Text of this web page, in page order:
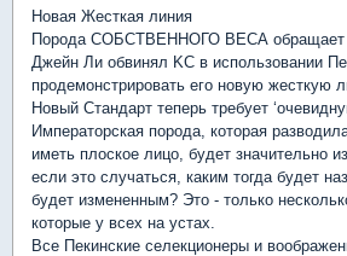
Новая Жесткая линия
Порода СОБСТВЕННОГО ВЕСА обращает
Джейн Ли обвинял KC в использовании
продемонстрировать его новую жесткую
Новый Стандарт теперь требует
Императорская порода, которая
иметь плоское лицо, будет значительно
если это случаться, каким тогда будет
будет измененным? Это - только
которые у всех на устах.
Все Пекинские селекционеры и